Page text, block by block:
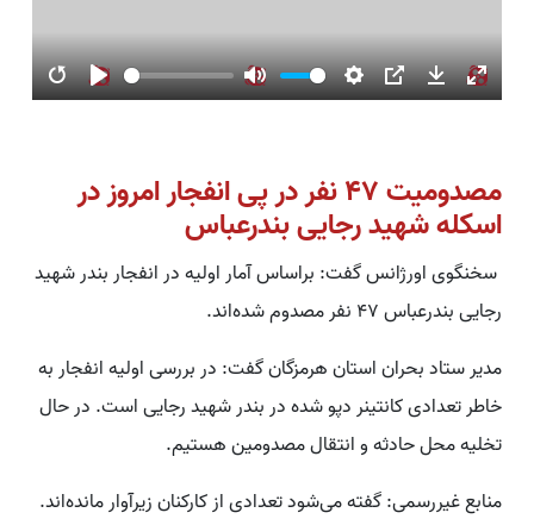
RestartPlay Mute Settings
PIP Download
Enter
مصدومیت ۴۷ نفر در پی انفجار امروز در
اسکله شهید رجایی بندرعباس
سخنگوی اورژانس گفت: براساس آمار اولیه در انفجار بندر شهید
رجایی بندرعباس ۴۷ نفر مصدوم شده‌اند.
مدیر ستاد بحران استان هرمزگان گفت: در بررسی‌ اولیه انفجار به
خاطر تعدادی کانتینر دپو شده در بندر شهید رجایی است. در حال
تخلیه محل حادثه و انتقال مصدومین هستیم.
منابع غیررسمی: گفته می‌شود تعدادی از کارکنان زیرآوار مانده‌اند.